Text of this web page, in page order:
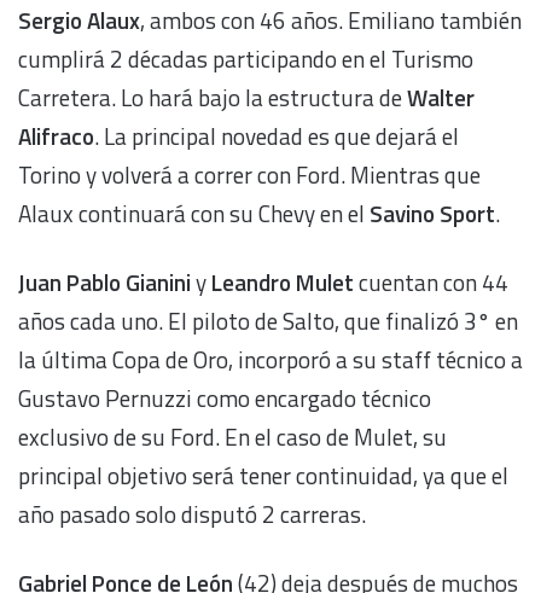
Sergio Alaux, ambos con 46 años. Emiliano también
cumplirá 2 décadas participando en el Turismo
Carretera. Lo hará bajo la estructura deWalter
Alifraco. La principal novedad es que dejará el
Torino y volverá a correr con Ford. Mientras que
Alaux continuará con su Chevy en el Savino Sport.
Juan Pablo GianiniyLeandro Muletcuentan con 44
años cada uno. El piloto de Salto, que finalizó 3° en
la última Copa de Oro, incorporó a su staff técnico a
Gustavo Pernuzzi como encargado técnico
exclusivo de su Ford. En el caso de Mulet, su
principal objetivo será tener continuidad, ya que el
año pasado solo disputó 2 carreras.
Gabriel Ponce de León(42) deja después de muchos